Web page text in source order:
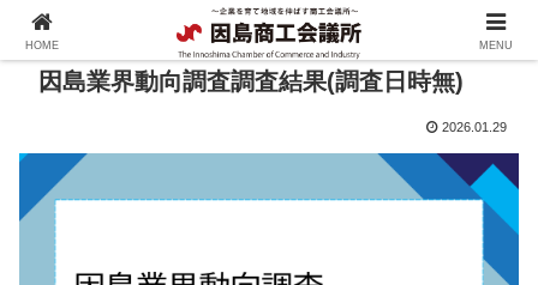
因島業界動向調査調査結果(調査日時無)
2026.01.29
HOME MENU